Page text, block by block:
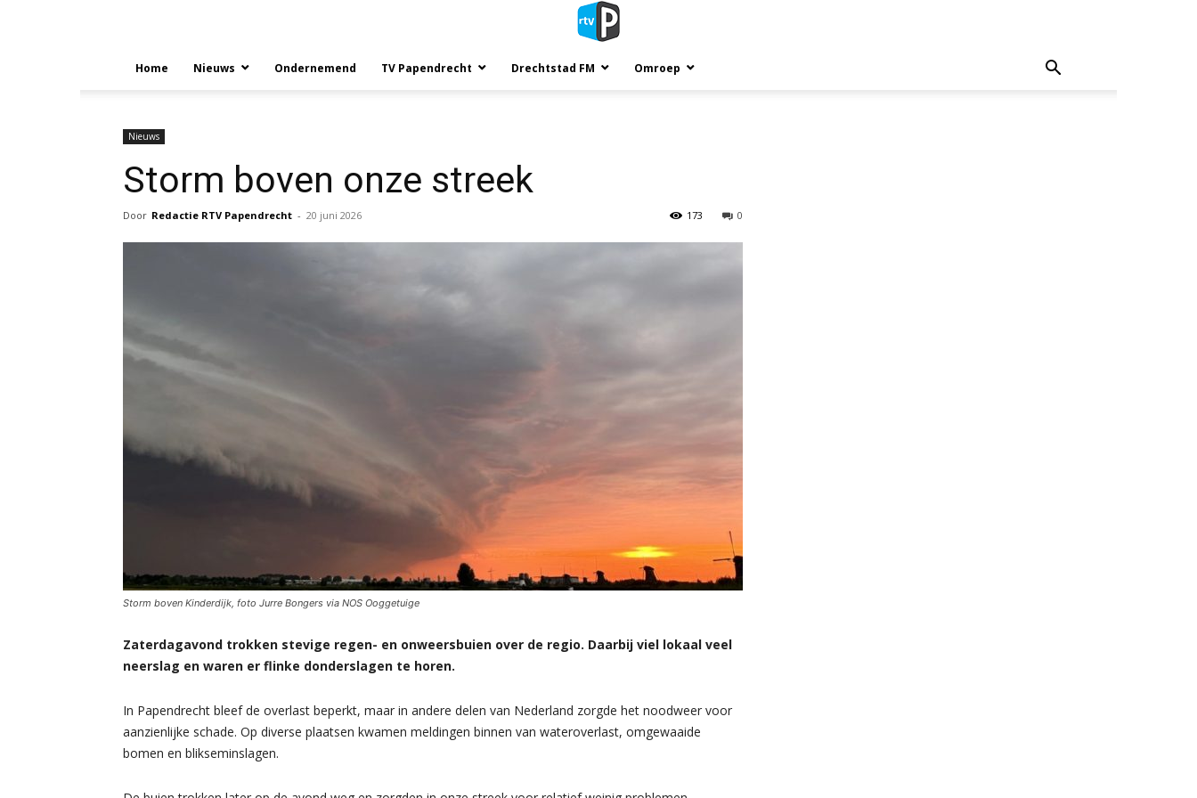
Home Nieuws Ondernemend TV Papendrecht Drechtstad FM Omroep
Nieuws
Storm boven onze streek
Door Redactie RTV Papendrecht - 20 juni 2026 0
173
Storm boven Kinderdijk, foto Jurre Bongers via NOS Ooggetuige
Zaterdagavond trokken stevige regen- en onweersbuien over de regio. Daarbij viel lokaal veel
neerslag en waren er flinke donderslagen te horen.
In Papendrecht bleef de overlast beperkt, maar in andere delen van Nederland zorgde het noodweer voor
aanzienlijke schade. Op diverse plaatsen kwamen meldingen binnen van wateroverlast, omgewaaide
bomen en blikseminslagen.